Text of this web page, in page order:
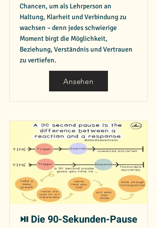
Chancen, um als Lehrperson an
Haltung, Klarheit und Verbindung zu
wachsen – denn jedes schwierige
Moment birgt die Möglichkeit,
Beziehung, Verständnis und Vertrauen
zu vertiefen.
Ansehen
⏯️ Die 90-Sekunden-Pause